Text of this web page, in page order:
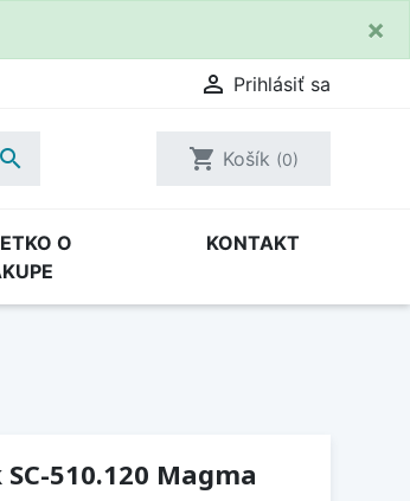
×
 Prihlásiť sa
 shopping_cart Košík (0)
O
KONTAKT
510.120 Magma